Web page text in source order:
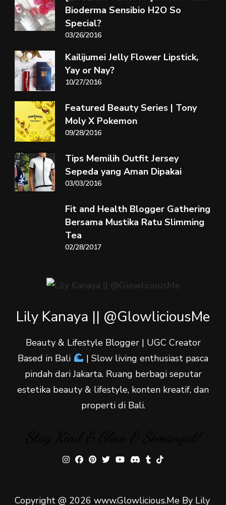
Bioderma Sensibio H2O So
Special?
03/26/2016
Kailijumei Jelly Flower Lipstick,
Yay or Nay?
10/27/2016
Featured Beauty Series | Tony
Moly X Pokemon
09/28/2016
Tips Memilih Outfit Jersey
Sepeda yang Aman Dipakai
03/03/2016
Fit and Health Blogger Gathering
Bersama Mustika Ratu Slimming
Tea
02/28/2017
Lily Kanaya || @GlowliciousMe
Beauty & Lifestyle Blogger | UGC Creator
Based in Bali
| Slow living enthusiast pasca
pindah dari Jakarta. Ruang berbagi seputar
estetika beauty & lifestyle, konten kreatif, dan
properti di Bali.
Copyright @ 2026 www.Glowlicious.Me By Lily